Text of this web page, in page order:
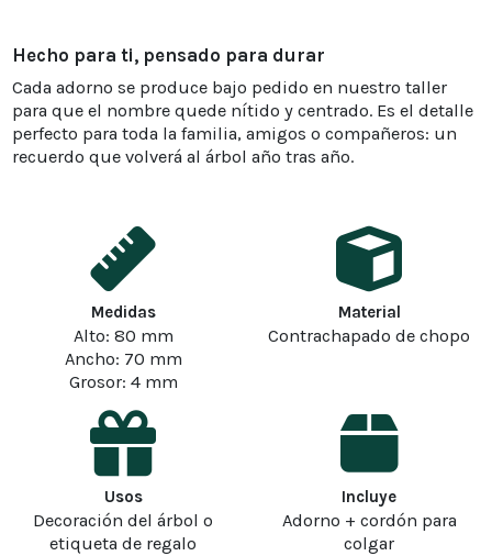
Hecho para ti, pensado para durar
Cada adorno se produce bajo pedido en nuestro taller
para que el nombre quede nítido y centrado. Es el detalle
perfecto para toda la familia, amigos o compañeros: un
recuerdo que volverá al árbol año tras año.
Medidas
Alto: 80 mm
Ancho: 70 mm
Grosor: 4 mm
Material
Contrachapado de chopo
Usos
Decoración del árbol o
etiqueta de regalo
Incluye
Adorno + cordón para
colgar